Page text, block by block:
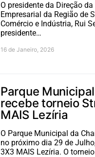
O presidente da Direção
Empresarial da Região de
Comércio e Indústria, Rui
presidente…
16 de Janeiro, 2026
Parque
recebe torneio
MAIS Lezíria
O Parque Municipal da
no próximo dia 29 de
3X3 MAIS Lezíria. O